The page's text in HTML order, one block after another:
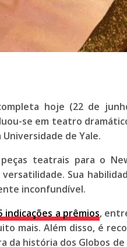
hoje (22 de
se em teatro
de Yale.
teatrais para o
Sua
inconfundível.
indicações a prêmios,
mais. Além disso, é
da história dos Globos